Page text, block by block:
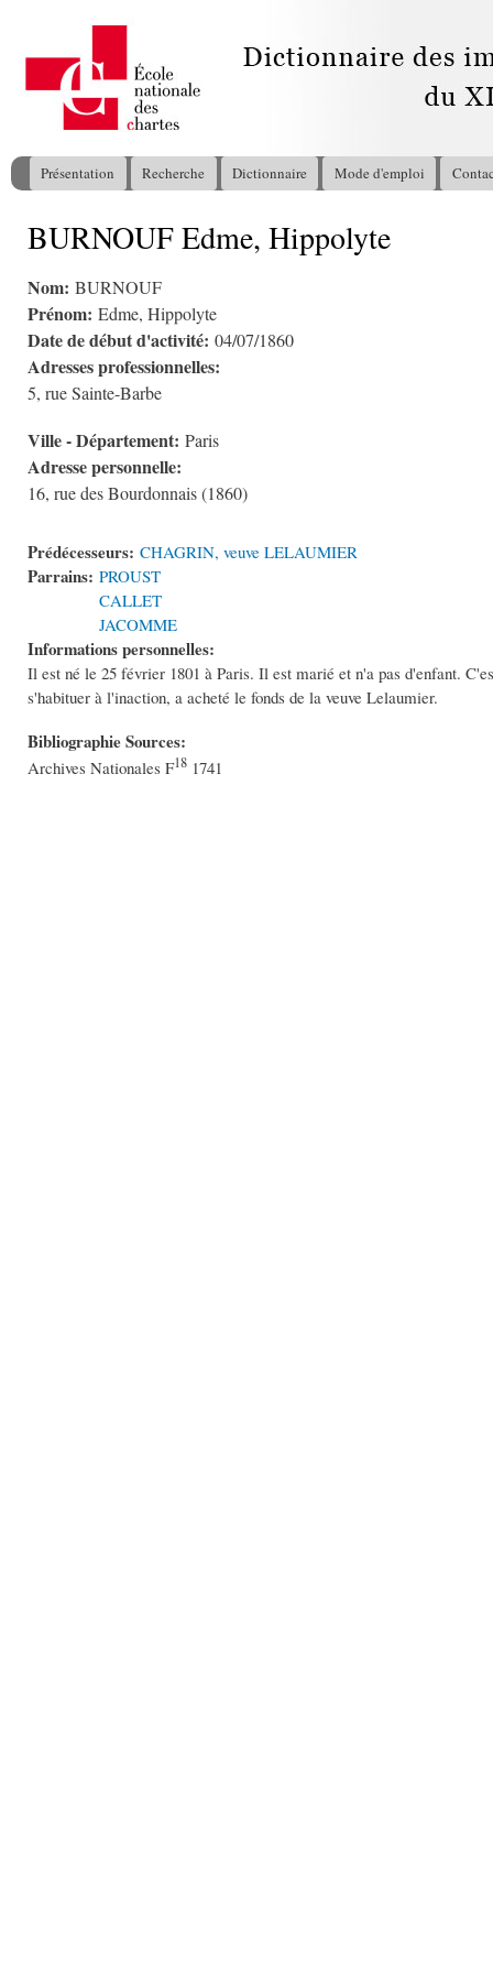
Menu principal
Présentation Recherche Dictionnaire Mode d'emploi
Vous êtes ici
BURNOUF Edme, Hippolyte
Nom: BURNOUF
Prénom: Edme, Hippolyte
Date de début d'activité: 04/07/1860
Adresses professionnelles:
5, rue Sainte-Barbe
Ville - Département: Paris
Adresse personnelle:
16, rue des Bourdonnais (1860)
Prédécesseurs: CHAGRIN, veuve LELAUMIER
Parrains: PROUST
CALLET
JACOMME
Informations personnelles:
Il est né le 25 février 1801 à Paris. Il est marié et n'a pas d'enfant.
s'habituer à l'inaction, a acheté le fonds de la veuve Lelaumier.
Bibliographie Sources:
Archives Nationales F18 1741